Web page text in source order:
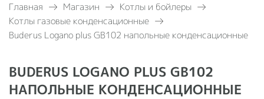
Главная Магазин
Котлы и бойлеры
Котлы газовые конденсационные
Buderus Logano plus GB102 напольные конденсационные
BUDERUS LOGANO PLUS GB102
НАПОЛЬНЫЕ КОНДЕНСАЦИОННЫЕ